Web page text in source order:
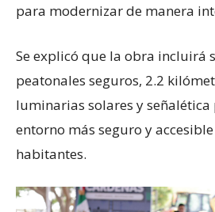
para modernizar de manera
Se explicó que la obra incluirá
peatonales seguros, 2.2
luminarias solares y
entorno más seguro y
habitantes.